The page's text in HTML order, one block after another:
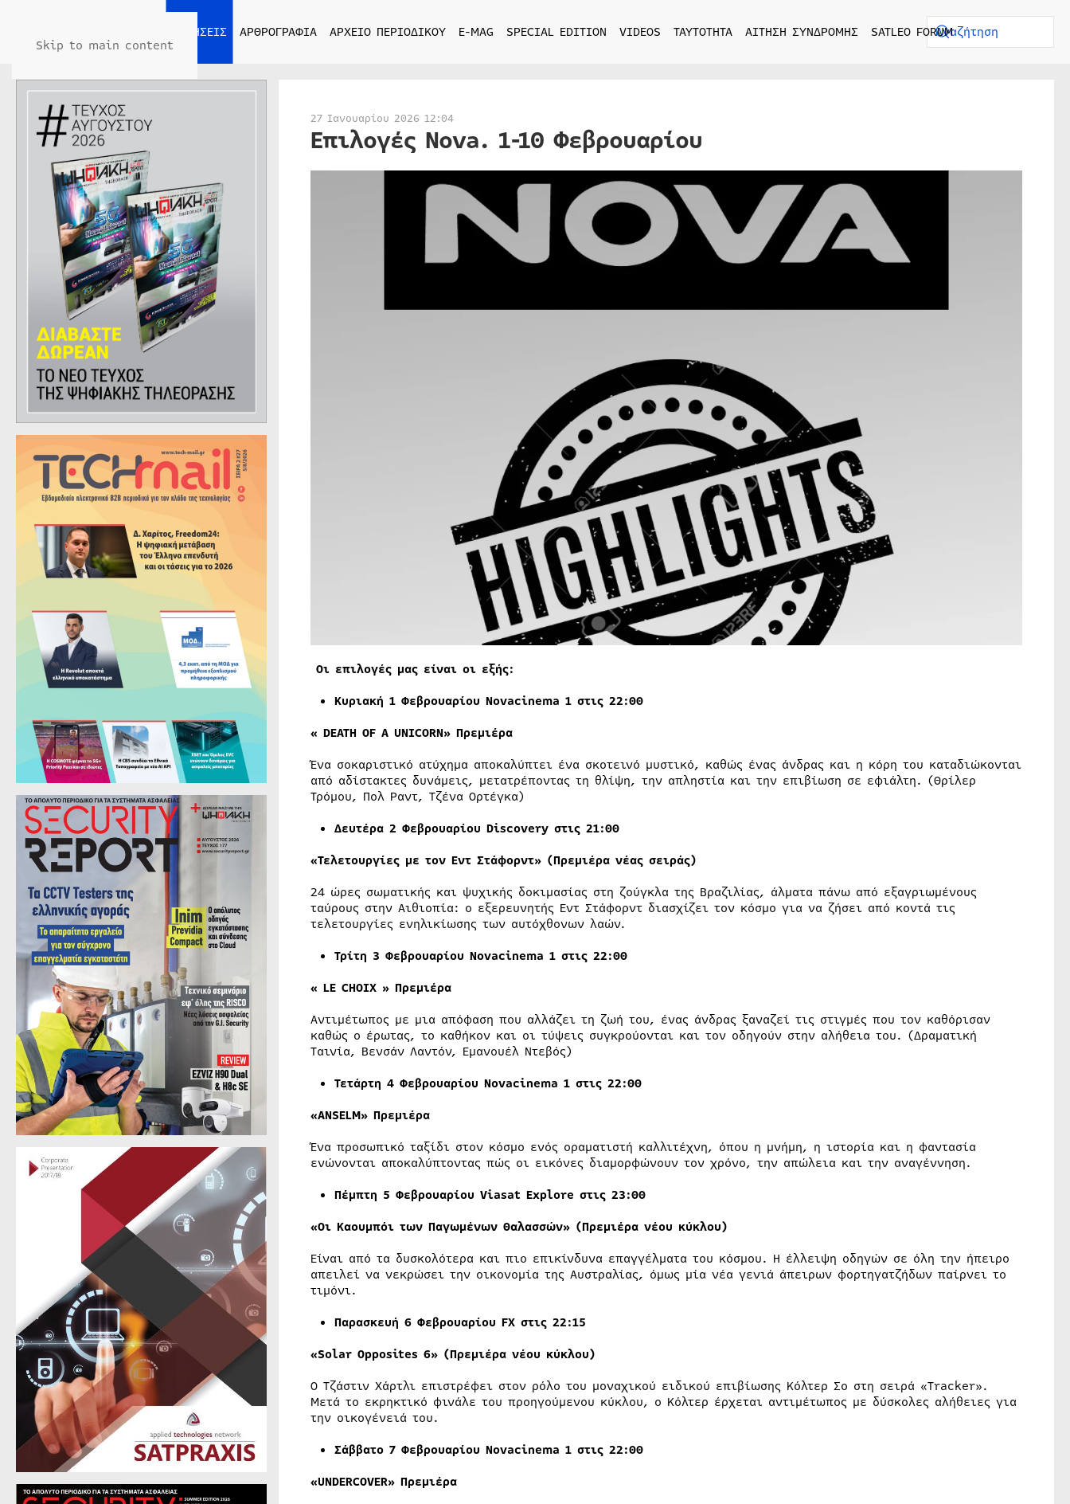
Skip to main content
ΕΙΔΗΣΕΙΣ ΑΡΘΡΟΓΡΑΦΙΑ ΑΡΧΕΙΟ ΠΕΡΙΟΔΙΚΟΥ E-MAG SPECIAL EDITION VIDEOS ΤΑΥΤΟΤΗΤΑ ΑΙΤΗΣΗ ΣΥΝΔΡΟΜΗΣ SATLEO FORUM
27 Ιανουαρίου 2026 12:04
Επιλογές Nova. 1-10 Φεβρουαρίου
Οι επιλογές μας είναι οι εξής:
Κυριακή 1 Φεβρουαρίου Νovacinema 1 στις 22:00
« DEATH OF A UNICORN» Πρεμιέρα
Ένα σοκαριστικό ατύχημα αποκαλύπτει ένα σκοτεινό μυστικό, καθώς ένας άνδρας και η κόρη του καταδιώκονται
από αδίστακτες δυνάμεις, μετατρέποντας τη θλίψη, την απληστία και την επιβίωση σε εφιάλτη. (Θρίλερ
Τρόμου, Πολ Ραντ, Τζένα Ορτέγκα)
Δευτέρα 2 Φεβρουαρίου Discovery στις 21:00
«Τελετουργίες με τον Εντ Στάφορντ» (Πρεμιέρα νέας σειράς)
24 ώρες σωματικής και ψυχικής δοκιμασίας στη ζούγκλα της Βραζιλίας, άλματα πάνω από εξαγριωμένους
ταύρους στην Αιθιοπία: ο εξερευνητής Εντ Στάφορντ διασχίζει τον κόσμο για να ζήσει από κοντά τις
τελετουργίες ενηλικίωσης των αυτόχθονων λαών.
Τρίτη 3 Φεβρουαρίου Νovacinema 1 στις 22:00
« LE CHOIX » Πρεμιέρα
Αντιμέτωπος με μια απόφαση που αλλάζει τη ζωή του, ένας άνδρας ξαναζεί τις στιγμές που τον καθόρισαν
καθώς ο έρωτας, το καθήκον και οι τύψεις συγκρούονται και τον οδηγούν στην αλήθεια του. (Δραματική
Ταινία, Βενσάν Λαντόν, Εμανουέλ Ντεβός)
Τετάρτη 4 Φεβρουαρίου Νovacinema 1 στις 22:00
«ANSELM» Πρεμιέρα
Ένα προσωπικό ταξίδι στον κόσμο ενός οραματιστή καλλιτέχνη, όπου η μνήμη, η ιστορία και η φαντασία
ενώνονται αποκαλύπτοντας πώς οι εικόνες διαμορφώνουν τον χρόνο, την απώλεια και την αναγέννηση.
Πέμπτη 5 Φεβρουαρίου Viasat Explore στις 23:00
«Οι Καουμπόι των Παγωμένων Θαλασσών» (Πρεμιέρα νέου κύκλου)
Είναι από τα δυσκολότερα και πιο επικίνδυνα επαγγέλματα του κόσμου. Η έλλειψη οδηγών σε όλη την ήπειρο
απειλεί να νεκρώσει την οικονομία της Αυστραλίας, όμως μία νέα γενιά άπειρων φορτηγατζήδων παίρνει το
τιμόνι.
Παρασκευή 6 Φεβρουαρίου FX στις 22:15
«Solar Opposites 6» (Πρεμιέρα νέου κύκλου)
Ο Τζάστιν Χάρτλι επιστρέφει στον ρόλο του μοναχικού ειδικού επιβίωσης Κόλτερ Σο στη σειρά «Tracker».
Μετά το εκρηκτικό φινάλε του προηγούμενου κύκλου, ο Κόλτερ έρχεται αντιμέτωπος με δύσκολες αλήθειες για
την οικογένειά του.
Σάββατο 7 Φεβρουαρίου Νovacinema 1 στις 22:00
«UNDERCOVER» Πρεμιέρα